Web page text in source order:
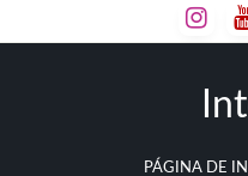
al
PÁGINA DE